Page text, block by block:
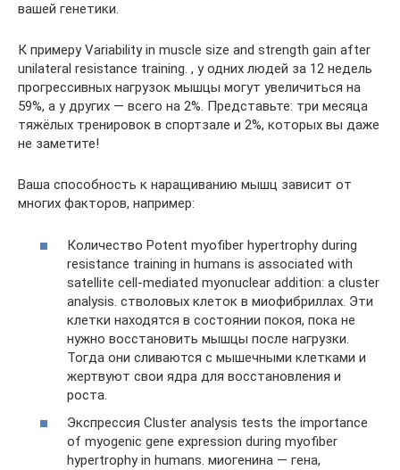
вашей генетики.
К примеру Variability in muscle size and strength gain after
unilateral resistance training. , у одних людей за 12 недель
прогрессивных нагрузок мышцы могут увеличиться на
59%, а у других — всего на 2%. Представьте: три месяца
тяжёлых тренировок в спортзале и 2%, которых вы даже
не заметите!
Ваша способность к наращиванию мышц зависит от
многих факторов, например:
Количество Potent myofiber hypertrophy during
resistance training in humans is associated with
satellite cell-mediated myonuclear addition: a cluster
analysis. стволовых клеток в миофибриллах. Эти
клетки находятся в состоянии покоя, пока не
нужно восстановить мышцы после нагрузки.
Тогда они сливаются с мышечными клетками и
жертвуют свои ядра для восстановления и
роста.
Экспрессия Cluster analysis tests the importance
of myogenic gene expression during myofiber
hypertrophy in humans. миогенина — гена,